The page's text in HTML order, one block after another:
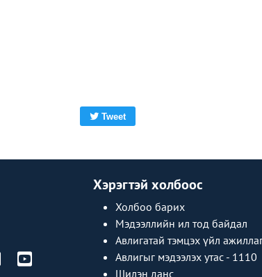
Tweet
Хэрэгтэй холбоос
Холбоо барих
Мэдээллийн ил тод байдал
Авлигатай тэмцэх үйл
Авлигыг мэдээлэх утас - 1110
Шилэн данс